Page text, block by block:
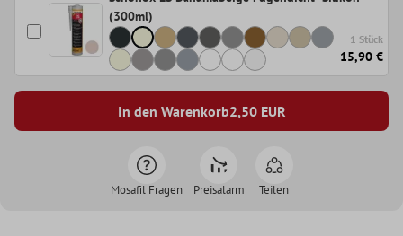
(300ml)
1 Stück
15,90 €
In den Warenkorb2,50EUR
Mosafil Fragen Preisalarm Teilen